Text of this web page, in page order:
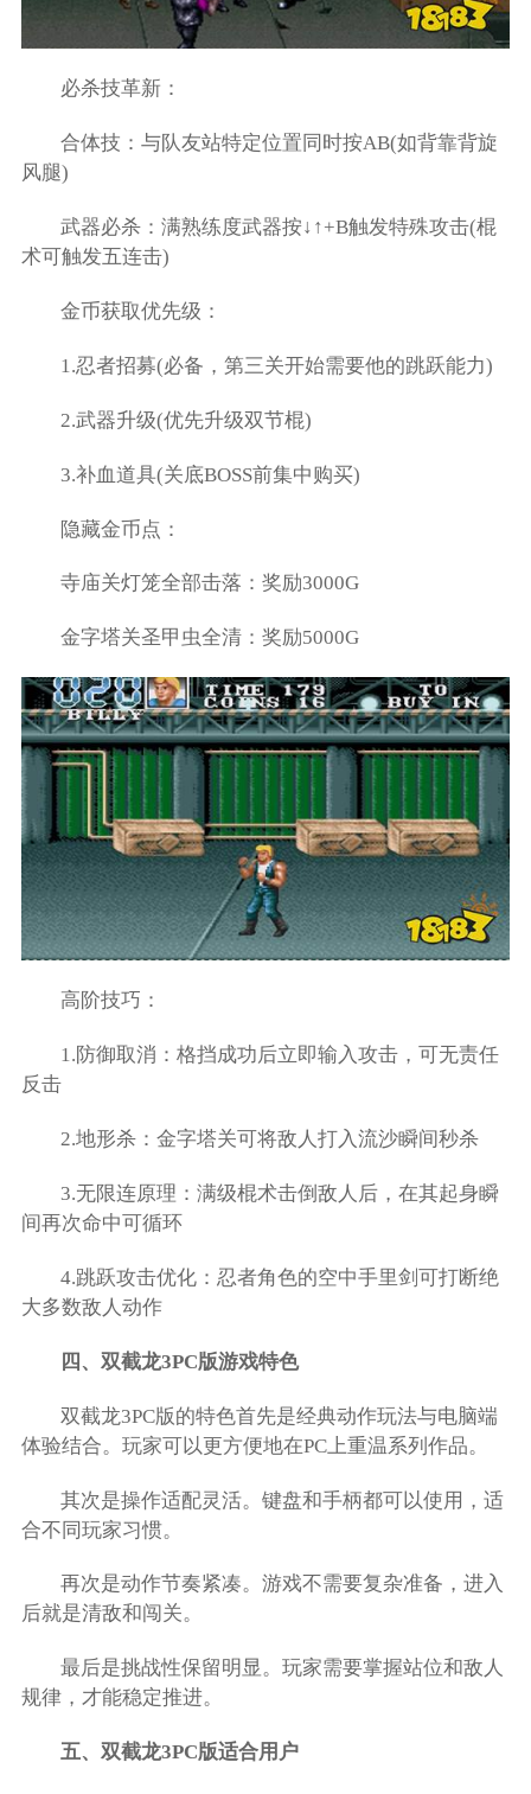
必杀技革新：
合体技：与队友站特定位置同时按AB(如背靠背旋
风腿)
武器必杀：满熟练度武器按↓↑+B触发特殊攻击(棍
术可触发五连击)
金币获取优先级：
1.忍者招募(必备，第三关开始需要他的跳跃能力)
2.武器升级(优先升级双节棍)
3.补血道具(关底BOSS前集中购买)
隐藏金币点：
寺庙关灯笼全部击落：奖励3000G
金字塔关圣甲虫全清：奖励5000G
高阶技巧：
1.防御取消：格挡成功后立即输入攻击，可无责任
反击
2.地形杀：金字塔关可将敌人打入流沙瞬间秒杀
3.无限连原理：满级棍术击倒敌人后，在其起身瞬
间再次命中可循环
4.跳跃攻击优化：忍者角色的空中手里剑可打断绝
大多数敌人动作
四、双截龙3PC版游戏特色
双截龙3PC版的特色首先是经典动作玩法与电脑端
体验结合。玩家可以更方便地在PC上重温系列作品。
其次是操作适配灵活。键盘和手柄都可以使用，适
合不同玩家习惯。
再次是动作节奏紧凑。游戏不需要复杂准备，进入
后就是清敌和闯关。
最后是挑战性保留明显。玩家需要掌握站位和敌人
规律，才能稳定推进。
五、双截龙3PC版适合用户